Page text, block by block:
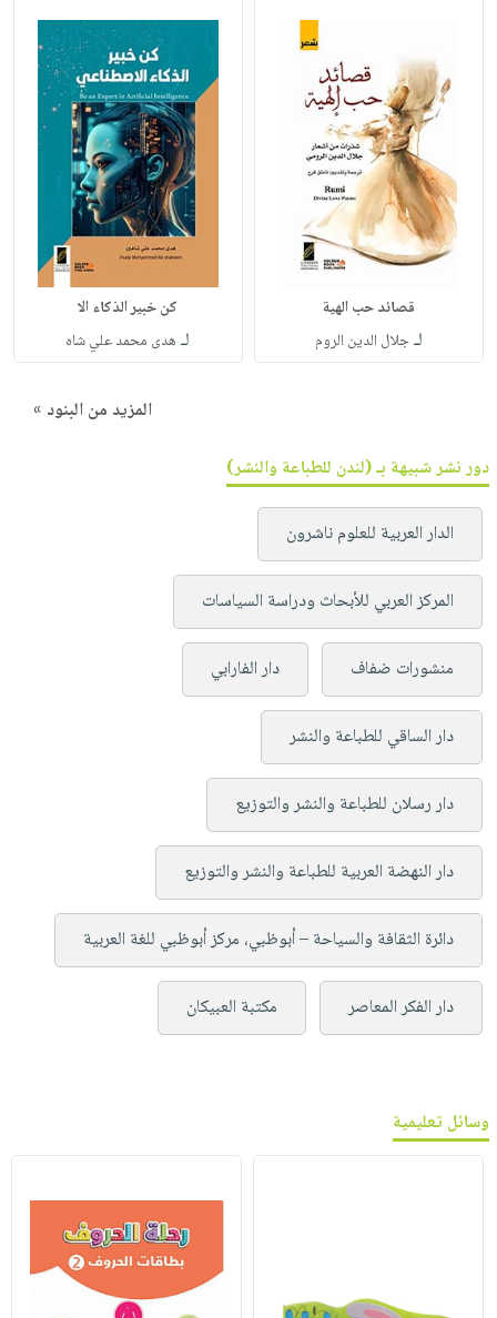
قصائد حب الهية
لـجلال الدين الروم
كن خبير الذكاء الا
لـ هدى محمد علي شاه
المزيد من البنود »
دور نشر شبيهة بـ (لندن للطباعة والنشر)
الدار العربية للعلوم ناشرون
المركز العربي للأبحاث ودراسة السياسات
منشورات ضفاف دار الفارابي
دار الساقي للطباعة والنشر
دار رسلان للطباعة والنشر والتوزيع
دار النهضة العربية للطباعة والنشر والتوزيع
دائرة الثقافة والسياحة – أبوظبي، مركز أبوظبي للغة العربية
دار الفكر المعاصر مكتبة العبيكان
وسائل تعليمية